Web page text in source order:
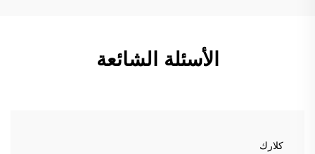
الأسئلة الشائعة
كلارك